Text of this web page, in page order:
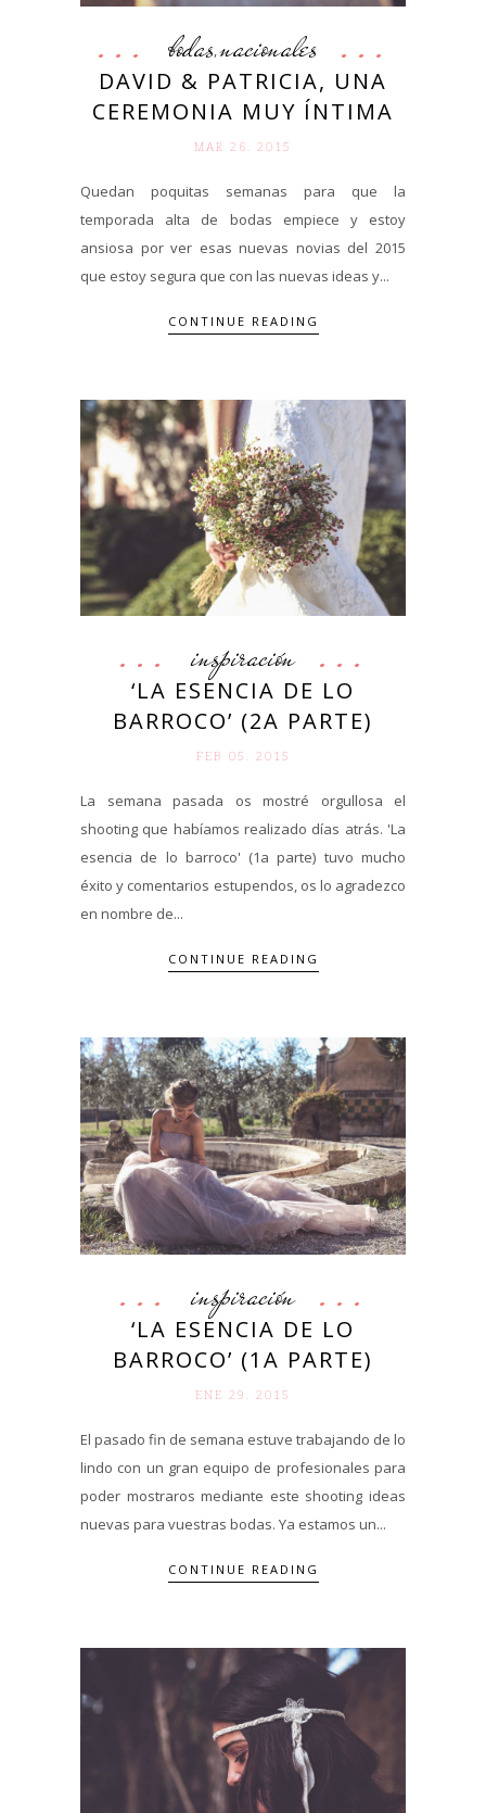
bodas,nacionales
DAVID & PATRICIA, UNA
CEREMONIA MUY ÍNTIMA
MAR 26. 2015
Quedan poquitas semanas para que la
temporada alta de bodas empiece y estoy
ansiosa por ver esas nuevas novias del 2015
que estoy segura que con las nuevas ideas y...
CONTINUE READING
inspiración
‘LA ESENCIA DE LO
BARROCO’ (2A PARTE)
FEB 05. 2015
La semana pasada os mostré orgullosa el
shooting que habíamos realizado días atrás. 'La
esencia de lo barroco' (1a parte) tuvo mucho
éxito y comentarios estupendos, os lo agradezco
en nombre de...
CONTINUE READING
inspiración
‘LA ESENCIA DE LO
BARROCO’ (1A PARTE)
ENE 29. 2015
El pasado fin de semana estuve trabajando de lo
lindo con un gran equipo de profesionales para
poder mostraros mediante este shooting ideas
nuevas para vuestras bodas. Ya estamos un...
CONTINUE READING